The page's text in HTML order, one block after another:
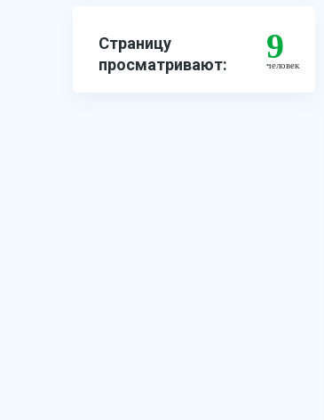
Страницу
просматривают:
9
человек